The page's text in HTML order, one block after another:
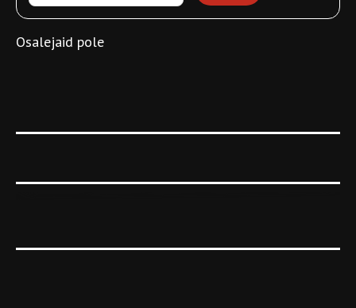
Osalejaid pole